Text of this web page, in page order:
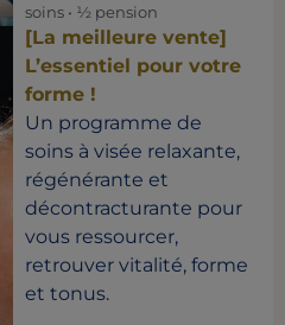
soins • ½ pension
[La meilleure vente]
L’essentiel pour votre
forme !
Un programme de
soins à visée relaxante,
régénérante et
décontracturante pour
vous ressourcer,
retrouver vitalité, forme
et tonus.